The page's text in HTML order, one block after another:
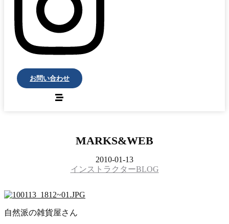
お問い合わせ
MARKS&WEB
2010-01-13
インストラクターBLOG
自然派の雑貨屋さん